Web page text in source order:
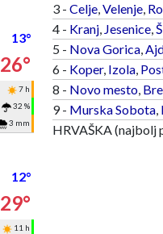
13°
26°
7 h
32 %
3 mm
12°
29°
11 h
3 - Celje,Velenje,
4 - Kranj, Jesenice,
5 - Nova Gorica,
6 - Koper, Izola,
8 - Novo mesto,
9 - Murska Sobota,
HRVAŠKA (najbolj